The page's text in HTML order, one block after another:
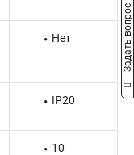
Нет
IP20
10
Задать вопрос